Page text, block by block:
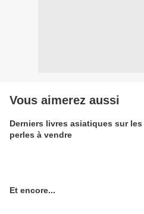
Vous aimerez aussi
Derniers livres asiatiques sur les
perles à vendre
Et encore...